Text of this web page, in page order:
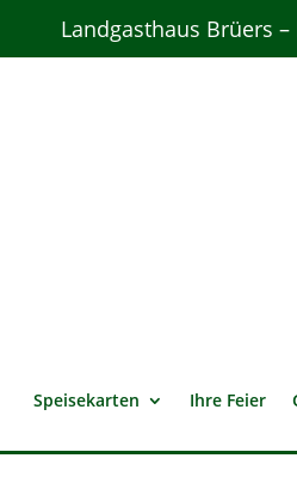
Landgasthaus Brüers
Speisekarten Ihre Feier